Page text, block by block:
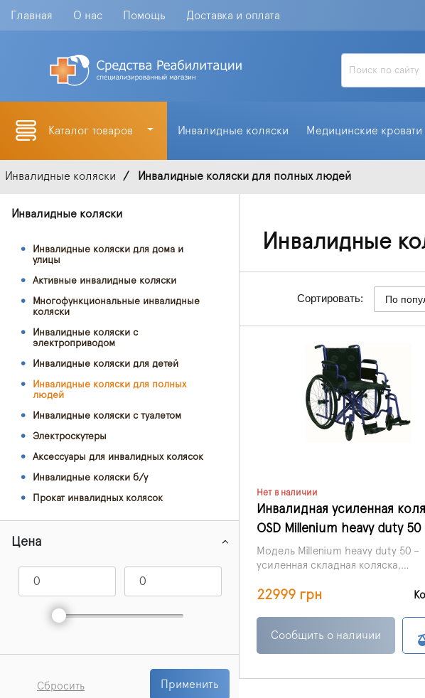
Главная О нас Помощь Доставка и оплата
Каталог товаров Инвалидные коляски Медицинские кровати
Инвалидные коляски Инвалидные коляски для полных людей
Инвалидные коляски
Инвалидные коляски для дома и
улицы
Активные инвалидные коляски
Многофункциональные инвалидные
коляски
Инвалидные коляски с
электроприводом
Инвалидные коляски для детей
Инвалидные коляски для полных
людей
Инвалидные коляски с туалетом
Электроскутеры
Аксессуары для инвалидных колясок
Инвалидные коляски б/у
Прокат инвалидных колясок
Цена
Сбросить Применить
Инвалидные
Сортировать: По
Нет в наличии
Инвалидная усиленная
OSD Millenium heavy duty 50
Модель Millenium heavy duty 50 –
усиленная складная коляска,
22999 грн
Сообщить о наличии